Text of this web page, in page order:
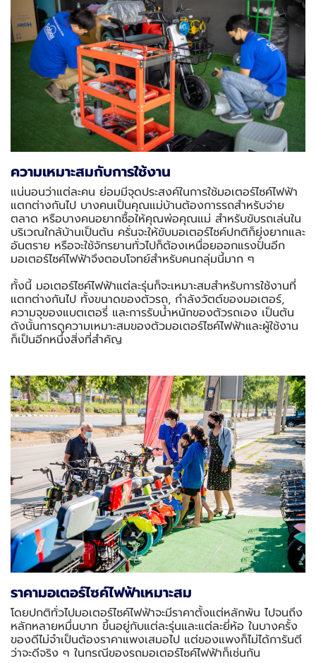
ความเหมาะสมกับการใช้งาน
แน่นอนว่าแต่ละคน ย่อมมีจุดประสงค์ในการใช้มอเตอร์ไซค์ไฟฟ้า
แตกต่างกันไป บางคนเป็นคุณแม่บ้านต้องการรถสำหรับจ่าย
ตลาด หรือบางคนอยากซื้อให้คุณพ่อคุณแม่ สำหรับขับรถเล่นใน
บริเวณใกล้บ้านเป็นต้น ครั่นจะให้ขับมอเตอร์ไซค์ปกติก็ยุ่งยากและ
อันตราย หรือจะใช้จักรยานทั่วไปก็ต้องเหนื่อยออกแรงปั่นอีก
มอเตอร์ไซค์ไฟฟ้าจึงตอบโจทย์สำหรับคนกลุ่มนี้มาก ๆ
ทั้งนี้ มอเตอร์ไซค์ไฟฟ้าแต่ละรุ่นก็จะเหมาะสมสำหรับการใช้งานที่
แตกต่างกันไป ทั้งขนาดของตัวรถ, กำลังวัตต์ของมอเตอร์,
ความจุของแบตเตอรี่ และการรับน้ำหนักของตัวรถเอง เป็นต้น
ดังนั้นการดูความเหมาะสมของตัวมอเตอร์ไซค์ไฟฟ้าและผู้ใช้งาน
ก็เป็นอีกหนึ่งสิ่งที่สำคัญ
ราคามอเตอร์ไซค์ไฟฟ้าเหมาะสม
โดยปกติทั่วไปมอเตอร์ไซค์ไฟฟ้าจะมีราคาตั้งแต่หลักพัน ไปจนถึง
หลักหลายหมื่นบาท ขึ้นอยู่กับแต่ละรุ่นและแต่ละยี่ห้อ ในบางครั้ง
ของดีไม่จำเป็นต้องราคาแพงเสมอไป แต่ของแพงก็ไม่ได้การันตี
ว่าจะดีจริง ๆ ในกรณีของรถมอเตอร์ไซค์ไฟฟ้าก็เช่นกัน